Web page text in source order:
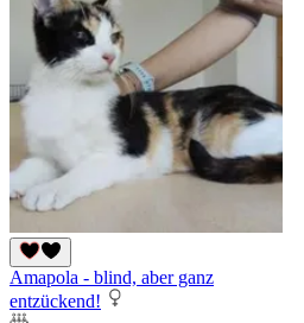
Amapola - blind, aber ganz
entzückend!